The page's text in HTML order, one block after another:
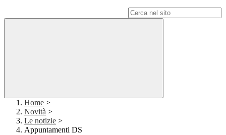
Home >
Novità >
Le notizie >
Appuntamenti DS